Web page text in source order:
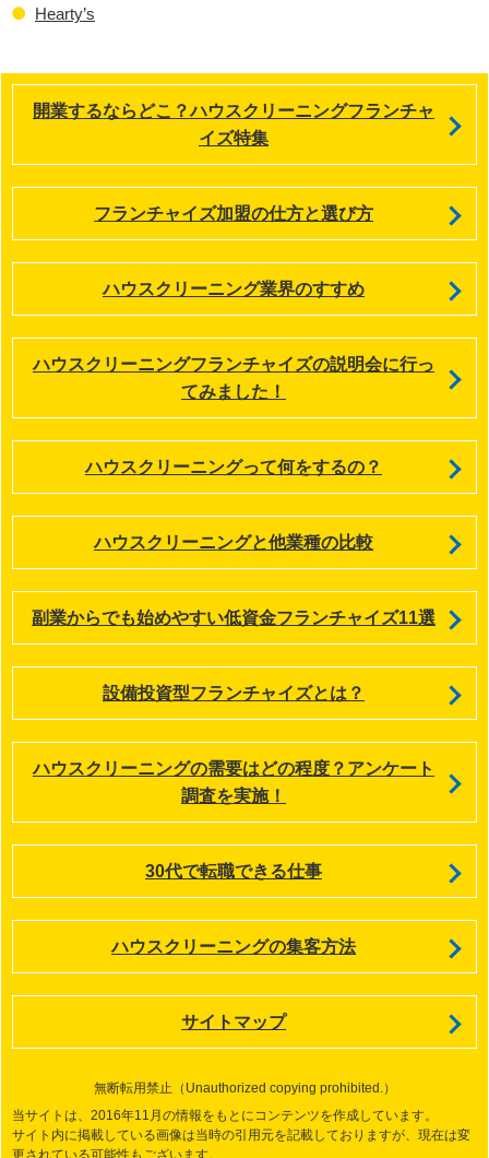
Hearty’s
開業するならどこ？ハウスクリーニングフランチャ
イズ特集
フランチャイズ加盟の仕方と選び方
ハウスクリーニング業界のすすめ
ハウスクリーニングフランチャイズの説明会に行っ
てみました！
ハウスクリーニングって何をするの？
ハウスクリーニングと他業種の比較
副業からでも始めやすい低資金フランチャイズ11選
設備投資型フランチャイズとは？
ハウスクリーニングの需要はどの程度？アンケート
調査を実施！
30代で転職できる仕事
ハウスクリーニングの集客方法
サイトマップ
無断転用禁止（Unauthorized copying prohibited.）
当サイトは、2016年11月の情報をもとにコンテンツを作成しています。
サイト内に掲載している画像は当時の引用元を記載しておりますが、現在は変